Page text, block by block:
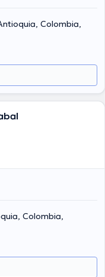
Colombia,
Colombia,